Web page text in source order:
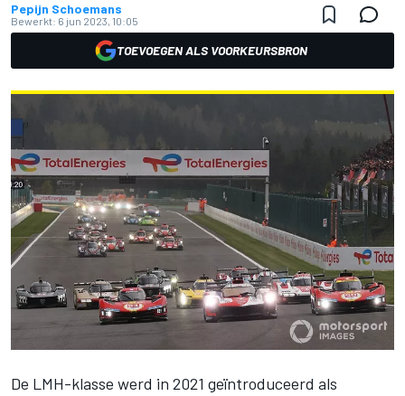
Pepijn Schoemans
Bewerkt: 6 jun 2023, 10:05
TOEVOEGEN ALS VOORKEURSBRON
De LMH-klasse werd in 2021 geïntroduceerd als